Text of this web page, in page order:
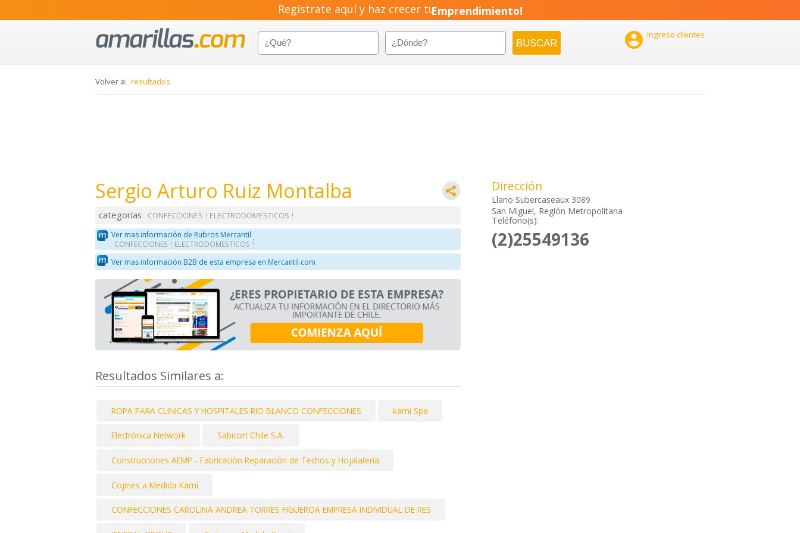
Regístrate aquí y haz crecer tuEmprendimiento!
 Ingreso clientes
Volver a: resultados
Sergio Arturo Ruiz Montalba
categorías CONFECCIONES
ELECTRODOMESTICOS
Ver mas información de Rubros Mercantil
CONFECCIONES ELECTRODOMESTICOS
Ver mas información B2B de esta empresa en Mercantil.com
Resultados Similares a:
ROPA PARA CLINICAS Y HOSPITALES RIO BLANCO CONFECCIONES kami Spa
Electrónica Network Sabicort Chile S.A.
Construcciones AEMP - Fabricación Reparación de Techos y Hojalatería
Cojines a Medida Kami
CONFECCIONES CAROLINA ANDREA TORRES FIGUEROA EMPRESA INDIVIDUAL DE RES
Dirección
Llano Subercaseaux 3089
San Miguel, Región Metropolitana
Teléfono(s):
(2)25549136